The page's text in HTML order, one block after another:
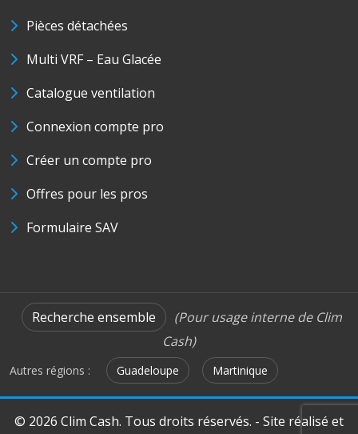
Pièces détachées
Multi VRF – Eau Glacée
Catalogue ventilation
Connexion compte pro
Créer un compte pro
Offres pour les pros
Formulaire SAV
Recherche ensemble
(Pour usage interne de Clim
Cash)
Autres régions : Guadeloupe Martinique
© 2026 Clim Cash. Tous droits réservés. - Site réalisé et